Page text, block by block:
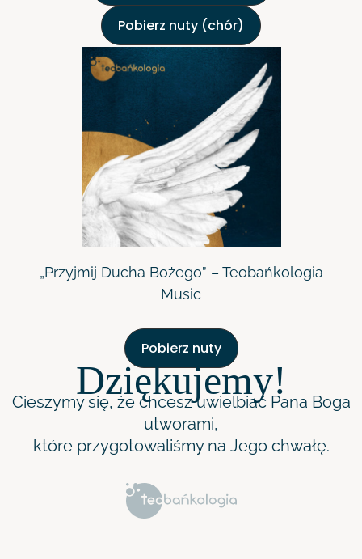
Pobierz nuty (chór)
„Przyjmij Ducha Bożego” – Teobańkologia
Music
Pobierz nuty
Dziękujemy!
Cieszymy się, że chcesz uwielbiać Pana Boga
utworami,
które przygotowaliśmy na Jego chwałę.